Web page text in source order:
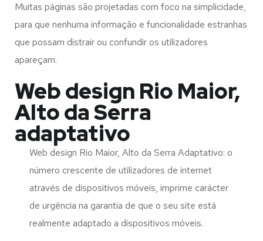
Muitas páginas são projetadas com foco na simplicidade,
para que nenhuma informação e funcionalidade estranhas
que possam distrair ou confundir os utilizadores
apareçam.
Web design Rio Maior,
Alto da Serra
adaptativo
Web design Rio Maior, Alto da Serra Adaptativo: o
número crescente de utilizadores de internet
através de dispositivos móveis, imprime carácter
de urgência na garantia de que o seu site está
realmente adaptado a dispositivos móveis.